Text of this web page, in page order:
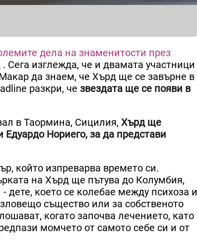
дела на знаменитости през
. Сега изглежда, че и двамата участници
да знаем, че Хърд ще се завърне в
разкри, че звездата ще се появи в
в Таормина, Сицилия, Хърд ще
Нориего, за да представи
който изпреварва времето си.
на Хърд ще пътува до Колумбия,
дете, което се колебае между психоза и
същество или за собственото
когато започва лечението, като
момчето от самото себе си и от